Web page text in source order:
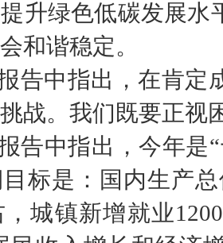
升绿色低碳发展水
和谐稳定。
中指出，在肯定
战。我们既要正视
中指出，今年是“
标是：国内生产
，城镇新增就业